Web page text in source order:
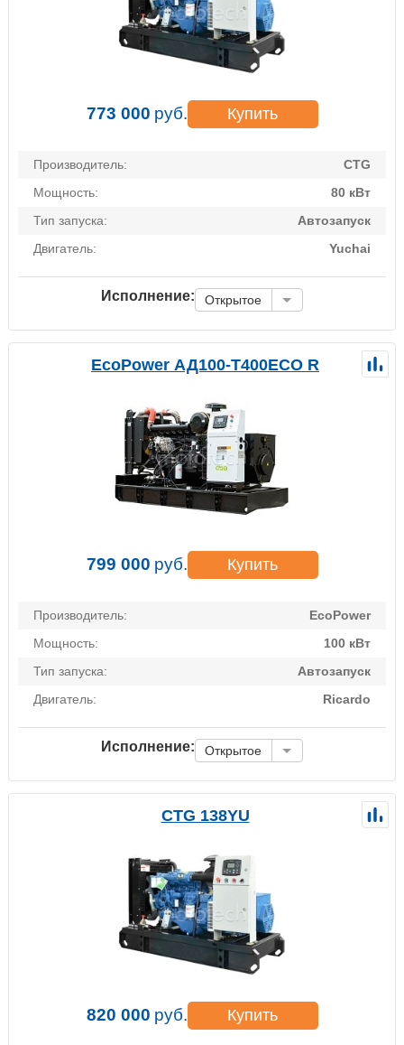
773 000 руб. Купить
Производитель:
CTG
Мощность:
80 кВт
Тип запуска:
Автозапуск
Двигатель:
Yuchai
Исполнение: Открытое
EcoPower АД100-T400ECO R
799 000 руб. Купить
Производитель:
EcoPower
Мощность:
100 кВт
Тип запуска:
Автозапуск
Двигатель:
Ricardo
Исполнение: Открытое
CTG 138YU
820 000 руб. Купить